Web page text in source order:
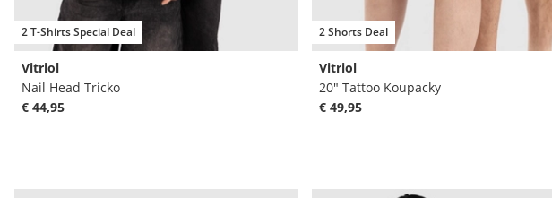
2 T-Shirts Special Deal
Vitriol
Nail Head Tricko
€ 44,95
2 Shorts Deal
Vitriol
20" Tattoo Koupacky
€ 49,95